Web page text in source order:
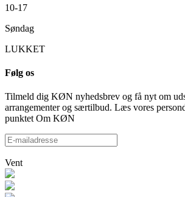
10-17
Søndag
LUKKET
Følg os
Tilmeld dig KØN nyhedsbrev og få nyt om
arrangementer og særtilbud. Læs vores
punktet Om KØN
Vent